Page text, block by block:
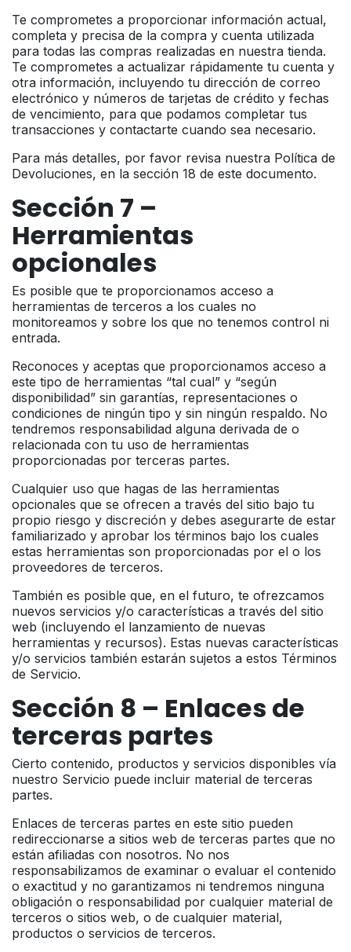
Te comprometes a proporcionar información actual,
completa y precisa de la compra y cuenta utilizada
para todas las compras realizadas en nuestra tienda.
Te comprometes a actualizar rápidamente tu cuenta y
otra información, incluyendo tu dirección de correo
electrónico y números de tarjetas de crédito y fechas
de vencimiento, para que podamos completar tus
transacciones y contactarte cuando sea necesario.
Para más detalles, por favor revisa nuestra Política de
Devoluciones, en la sección 18 de este documento.
Sección 7 –
Herramientas
opcionales
Es posible que te proporcionamos acceso a
herramientas de terceros a los cuales no
monitoreamos y sobre los que no tenemos control ni
entrada.
Reconoces y aceptas que proporcionamos acceso a
este tipo de herramientas “tal cual” y “según
disponibilidad” sin garantías, representaciones o
condiciones de ningún tipo y sin ningún respaldo. No
tendremos responsabilidad alguna derivada de o
relacionada con tu uso de herramientas
proporcionadas por terceras partes.
Cualquier uso que hagas de las herramientas
opcionales que se ofrecen a través del sitio bajo tu
propio riesgo y discreción y debes asegurarte de estar
familiarizado y aprobar los términos bajo los cuales
estas herramientas son proporcionadas por el o los
proveedores de terceros.
También es posible que, en el futuro, te ofrezcamos
nuevos servicios y/o características a través del sitio
web (incluyendo el lanzamiento de nuevas
herramientas y recursos). Estas nuevas características
y/o servicios también estarán sujetos a estos Términos
de Servicio.
Sección 8 – Enlaces de
terceras partes
Cierto contenido, productos y servicios disponibles vía
nuestro Servicio puede incluir material de terceras
partes.
Enlaces de terceras partes en este sitio pueden
redireccionarse a sitios web de terceras partes que no
están afiliadas con nosotros. No nos
responsabilizamos de examinar o evaluar el contenido
o exactitud y no garantizamos ni tendremos ninguna
obligación o responsabilidad por cualquier material de
terceros o sitios web, o de cualquier material,
productos o servicios de terceros.